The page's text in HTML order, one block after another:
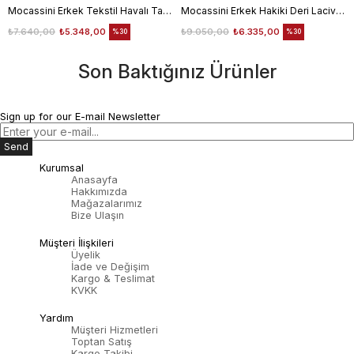
Mocassini Erkek Tekstil Havalı Taban Beyaz Spor & Sneaker Ayakkabı
₺5.348,00
₺7.640,00 %30
Mocassini Erkek Hakiki Deri Lacivert Spor & Sneaker Ayakkabı
₺6.335,00
₺9.050,00 %30
Son Baktığınız Ürünler
Sign up for our E-mail Newsletter
Send
Kurumsal
Anasayfa
Hakkımızda
Mağazalarımız
Bize Ulaşın
Müşteri İlişkileri
Üyelik
İade ve Değişim
Kargo & Teslimat
KVKK
Yardım
Müşteri Hizmetleri
Toptan Satış